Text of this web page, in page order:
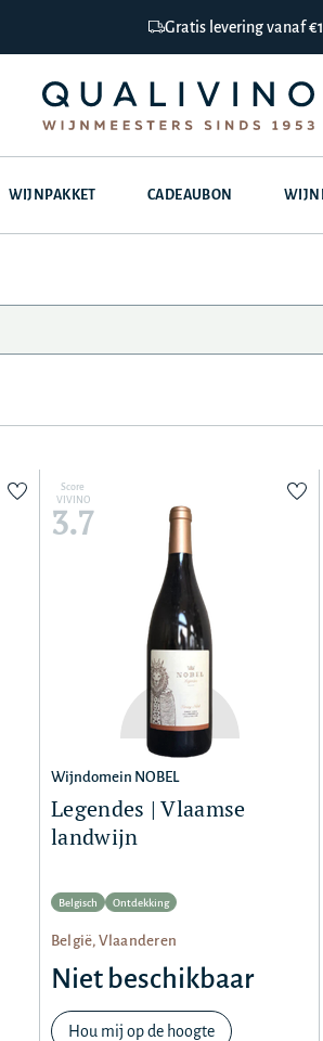
Gratis levering vanaf
WIJNPAKKET CADEAUBON
Score
VIVINO
3.7
Wijndomein NOBEL
Legendes | Vlaamse
landwijn
Belgisch Ontdekking
België, Vlaanderen
Niet beschikbaar
Hou mij op de hoogte